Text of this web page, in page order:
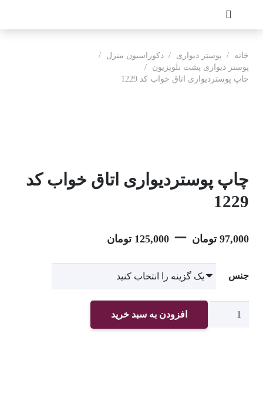
خانه / پوستر دیواری / دکوراسیون منزل
/
پوستر دیواری پشت تلویزیون
/
چاپ پوستردیواری اتاق خواب کد 1229
چاپ پوستردیواری اتاق خواب کد
1229
97,000 تومان –
125,000 تومان
جنس
پوستردیواری
افزودن به سبد خرید